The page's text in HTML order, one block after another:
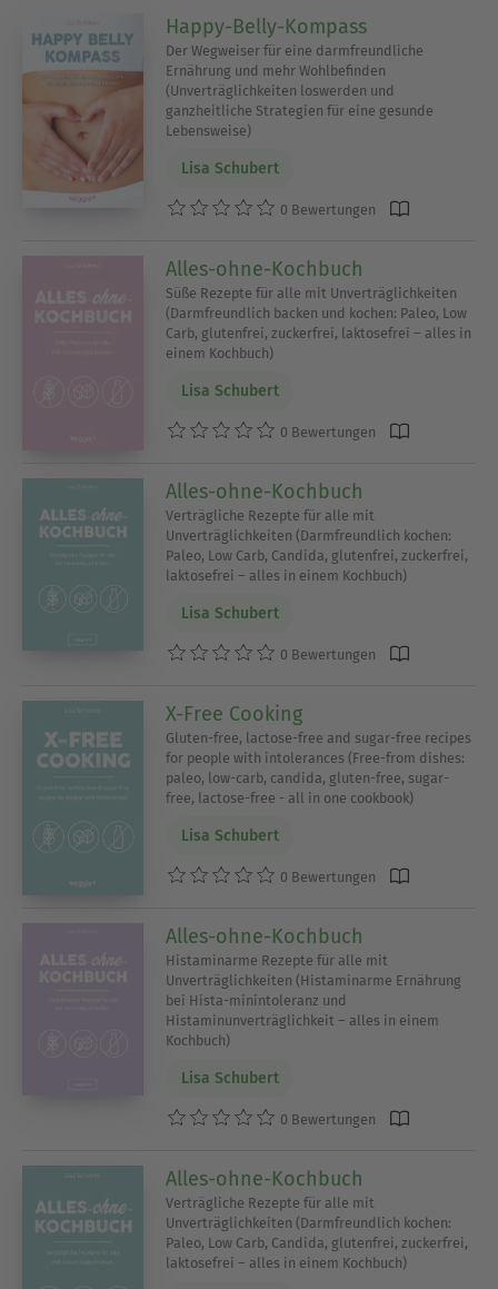
Happy-Belly-Kompass
Der Wegweiser für eine darmfreundliche
Ernährung und mehr Wohlbefinden
(Unverträglichkeiten loswerden und
ganzheitliche Strategien für eine gesunde
Lebensweise)
Lisa Schubert
0 Bewertungen
Alles-ohne-Kochbuch
Süße Rezepte für alle mit Unverträglichkeiten
(Darmfreundlich backen und kochen: Paleo, Low
Carb, glutenfrei, zuckerfrei, laktosefrei – alles in
einem Kochbuch)
Lisa Schubert
0 Bewertungen
Alles-ohne-Kochbuch
Verträgliche Rezepte für alle mit
Unverträglichkeiten (Darmfreundlich kochen:
Paleo, Low Carb, Candida, glutenfrei, zuckerfrei,
laktosefrei – alles in einem Kochbuch)
Lisa Schubert
0 Bewertungen
X-Free Cooking
Gluten-free, lactose-free and sugar-free recipes
for people with intolerances (Free-from dishes:
paleo, low-carb, candida, gluten-free, sugar-
free, lactose-free - all in one cookbook)
Lisa Schubert
0 Bewertungen
Alles-ohne-Kochbuch
Histaminarme Rezepte für alle mit
Unverträglichkeiten (Histaminarme Ernährung
bei Hista-minintoleranz und
Histaminunverträglichkeit – alles in einem
Kochbuch)
Lisa Schubert
0 Bewertungen
Alles-ohne-Kochbuch
Verträgliche Rezepte für alle mit
Unverträglichkeiten (Darmfreundlich kochen:
Paleo, Low Carb, Candida, glutenfrei, zuckerfrei,
laktosefrei – alles in einem Kochbuch)